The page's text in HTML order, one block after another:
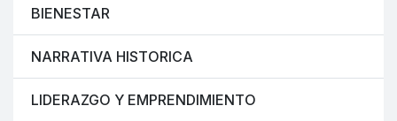
BIENESTAR
NARRATIVA HISTORICA
LIDERAZGO Y EMPRENDIMIENTO